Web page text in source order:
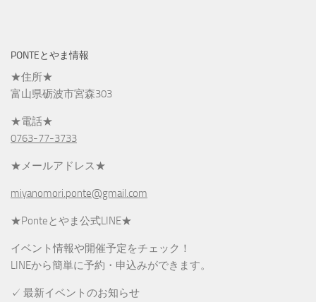
PONTEとやま情報
★住所★
富山県砺波市宮森303
★電話★
0763-77-3733
★メールアドレス★
miyanomori.ponte@gmail.com
★Ponteとやま公式LINE★
イベント情報や開催予定をチェック！
LINEから簡単に予約・申込みができます。
✓ 最新イベントのお知らせ